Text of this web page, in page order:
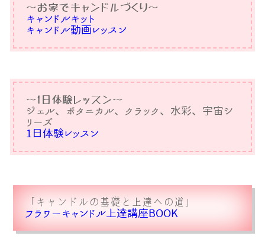
〜お家でキャンドルづくり〜
キャンドルキット
キャンドル動画レッスン
〜1日体験レッスン〜
ジェル、ボタニカル、クラック、水彩、宇宙シ
リーズ
1日体験レッスン
「キャンドルの基礎と上達への道」
フラワーキャンドル上達講座BOOK